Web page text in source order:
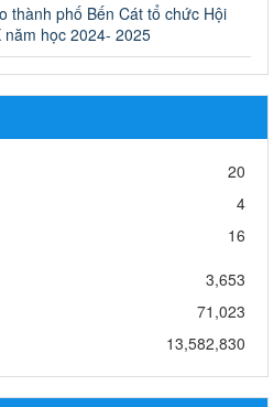
vụ giáo dục tiểu học năm học
giáo dục tiểu học năm học 2024-
học sinh năm 2024
xanh trong ngành Giáo dục
xanh trong ngành Giáo dục và Đào
kỳ và nghỉ lễ kỉ niệm 49 năm
miền năm - thống nhất đất nước
thành phố Bến Cát tổ chức Hội
học 2024- 2025
20
4
16
3,653
71,023
13,582,830